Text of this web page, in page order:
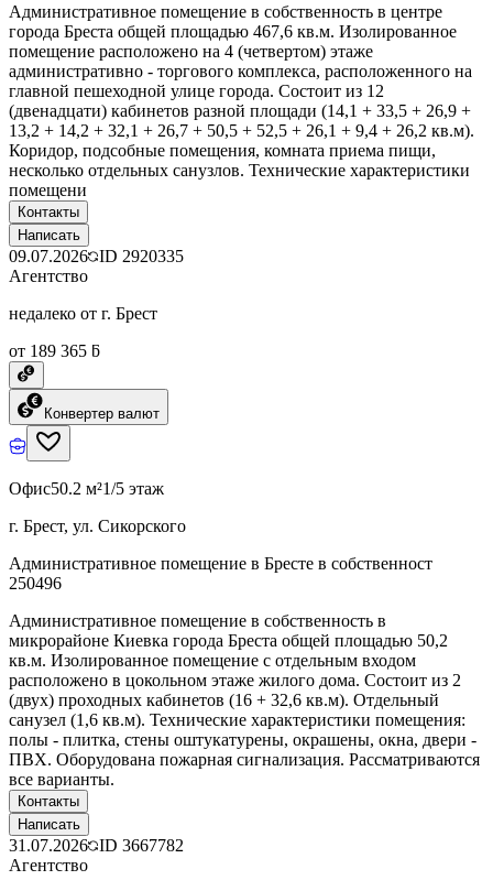
Административное помещение в собственность в центре
города Бреста общей площадью 467,6 кв.м. Изолированное
помещение расположено на 4 (четвертом) этаже
административно - торгового комплекса, расположенного на
главной пешеходной улице города. Состоит из 12
(двенадцати) кабинетов разной площади (14,1 + 33,5 + 26,9 +
13,2 + 14,2 + 32,1 + 26,7 + 50,5 + 52,5 + 26,1 + 9,4 + 26,2 кв.м).
Коридор, подсобные помещения, комната приема пищи,
несколько отдельных санузлов. Технические характеристики
помещени
Контакты
Написать
09.07.2026 ID 2920335
Агентство
недалеко от г. Брест
от 189 365 ƃ
Конвертер валют
Офис50.2 м²1/5 этаж
г. Брест, ул. Сикорского
Административное помещение в Бресте в собственност
250496
Административное помещение в собственность в
микрорайоне Киевка города Бреста общей площадью 50,2
кв.м. Изолированное помещение с отдельным входом
расположено в цокольном этаже жилого дома. Состоит из 2
(двух) проходных кабинетов (16 + 32,6 кв.м). Отдельный
санузел (1,6 кв.м). Технические характеристики помещения:
полы - плитка, стены оштукатурены, окрашены, окна, двери -
ПВХ. Оборудована пожарная сигнализация. Рассматриваются
все варианты.
Контакты
Написать
31.07.2026 ID 3667782
Агентство